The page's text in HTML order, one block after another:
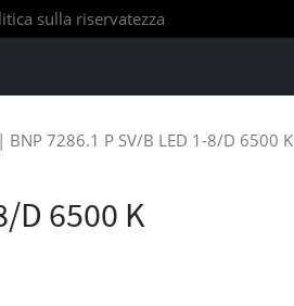
sulla riservatezza
| BNP 7286.1 P SV/B LED 1-8/D 6500 K
D 6500 K